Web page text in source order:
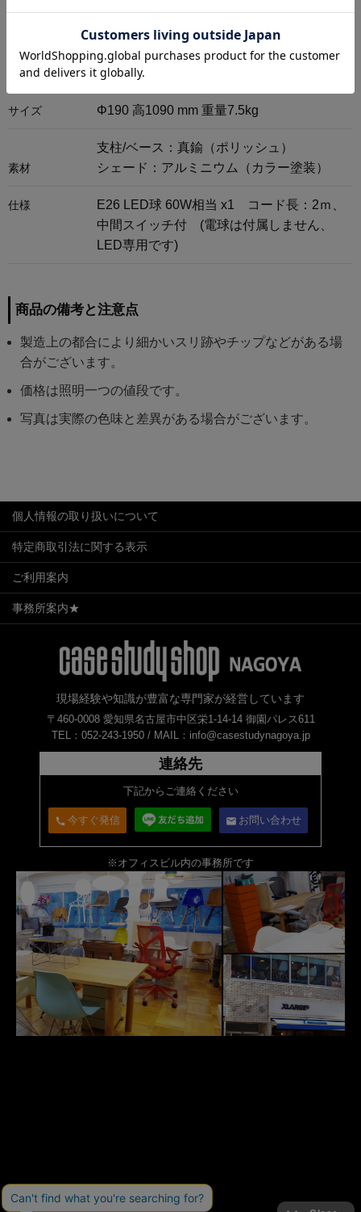
商品情報
サイズ Φ190 高1090 mm 重量7.5kg
素材
支柱/ベース：真鍮（ポリッシュ）
シェード：アルミニウム（カラー塗装）
仕様
E26 LED球 60W相当 x1 コード長：2ｍ、
中間スイッチ付 (電球は付属しません、
LED専用です)
商品の備考と注意点
製造上の都合により細かいスリ跡やチップなどがある場
合がございます。
価格は照明一つの値段です。
写真は実際の色味と差異がある場合がございます。
個人情報の取り扱いについて
特定商取引法に関する表示
ご利用案内
事務所案内★
現場経験や知識が豊富な専門家が経営しています
〒460-0008 愛知県名古屋市中区栄1-14-14 御園パレス611
TEL：052-243-1950 / MAIL：info@casestudynagoya.jp
連絡先
下記からご連絡ください
call 今すぐ発信 email お問い合わせ
※オフィスビル内の事務所です